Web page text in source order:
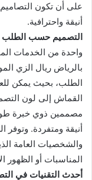
على أن تكون
أنيقة واحترافية.
التصميم حسب
واحدة من الخدمات
بالرياض ريال الزي
الطلب، بحيث يمكن
القماش إلى لون
مصممين ذوي خبرة
أنيقة ومتفردة.
والشخصيات العامة
المناسبات أو الظهور
أحدث التقنيات في